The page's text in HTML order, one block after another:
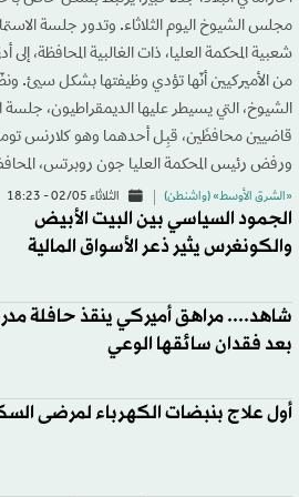
مجلس الشيوخ اليوم الثلاثاء. وتدور جلسة
من الأميركيين أنّها تؤدي وظيفتها بشكل سيئ.
الشيوخ، التي يسيطر عليها الديمقراطيون،
قاضيين محافظَين، قبِل أحدهما وهو كلارنس
ورفض رئيس المحكمة العليا جون روبرتس، المحافظ
«الشرق الأوسط» (واشنطن) الثلاثاء 02/05 - 18:23
الجمود السياسي بين البيت الأبيض
والكونغرس يثير ذعر الأسواق المالية
شاهد.... مراهق أميركي ينقذ حافلة
بعد فقدان سائقها الوعي
أول علاج بنبضات الكهرباء لمرضى